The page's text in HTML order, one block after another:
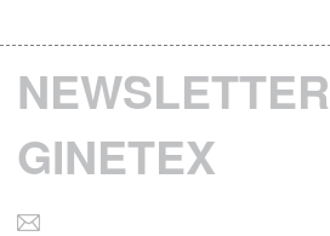
NEWSLETTER
GINETEX